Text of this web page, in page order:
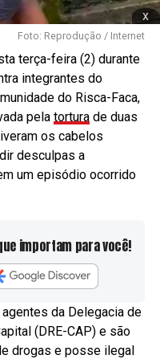
x
Foto: Reprodução / Internet
terça-feira (2) durante
integrantes do
do Risca-Faca,
pela torturade duas
os cabelos
desculpas a
um episódio ocorrido
importam para você!
da Delegacia de
(DRE-CAP) e são
drogas e posse ilegal